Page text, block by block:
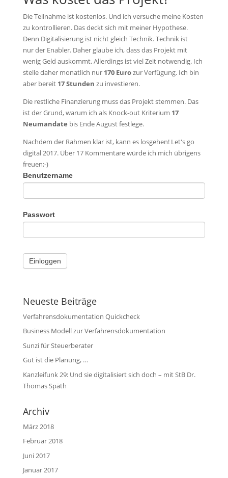
Die Teilnahme ist kostenlos. Und ich versuche meine Kosten
zu kontrollieren. Das deckt sich mit meiner Hypothese.
Denn Digitalisierung ist nicht gleich Technik. Technik ist
nur der Enabler. Daher glaube ich, dass das Projekt mit
wenig Geld auskommt. Allerdings ist viel Zeit notwendig. Ich
stelle daher monatlich nur170 Eurozur Verfügung. Ich bin
aber bereit 17Stunden zu investieren.
Die restliche Finanzierung muss das Projekt stemmen. Das
ist der Grund, warum ich als Knock-out Kriterium 17
Neumandate bis Ende August festlege.
Nachdem der Rahmen klar ist, kann es losgehen! Let's go
digital 2017. Über 17 Kommentare würde ich mich übrigens
freuen;-)
Benutzername
Passwort
Neueste Beiträge
Verfahrensdokumentation Quickcheck
Business Modell zur Verfahrensdokumentation
Sunzi für Steuerberater
Gut ist die Planung, …
Kanzleifunk 29: Und sie digitalisiert sich doch – mit StB Dr.
Thomas Späth
Archiv
März 2018
Februar 2018
Juni 2017
Januar 2017